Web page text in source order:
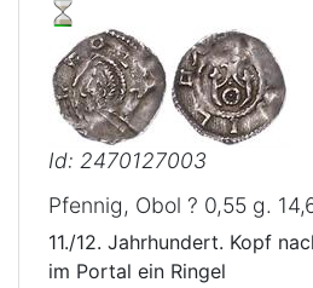
Id: 2470127003
Pfennig, Obol ? 0,55 g.
11./12. Jahrhundert. Kopf
im Portal ein Ringel